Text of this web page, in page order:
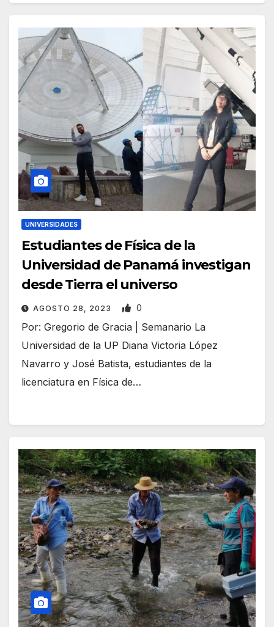
UNIVERSIDADES
Estudiantes de Física de la
Universidad de Panamá investigan
desde Tierra el universo
AGOSTO 28, 2023 0
Por: Gregorio de Gracia | Semanario La
Universidad de la UP Diana Victoria López
Navarro y José Batista, estudiantes de la
licenciatura en Física de…